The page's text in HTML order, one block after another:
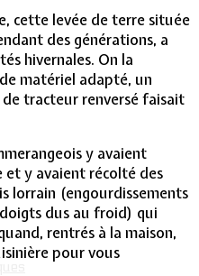
cette levée de terre située
des générations, a
hivernales. On la
matériel adapté, un
tracteur renversé faisait
y avaient
y avaient récolté des
lorrain (engourdissements
dus au froid) qui
rentrés à la maison,
pour vous